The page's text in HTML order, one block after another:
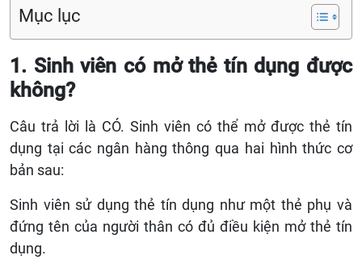
Mục lục
1. Sinh viên có mở thẻ tín dụng được
không?
Câu trả lời là CÓ. Sinh viên có thể mở được thẻ tín
dụng tại các ngân hàng thông qua hai hình thức cơ
bản sau:
Sinh viên sử dụng thẻ tín dụng như một thẻ phụ và
đứng tên của người thân có đủ điều kiện mở thẻ tín
dụng.